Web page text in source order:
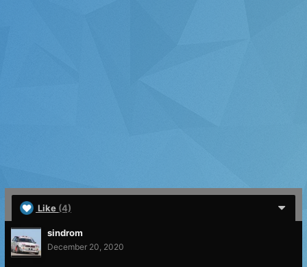
Like (4)
sindrom
December 20, 2020